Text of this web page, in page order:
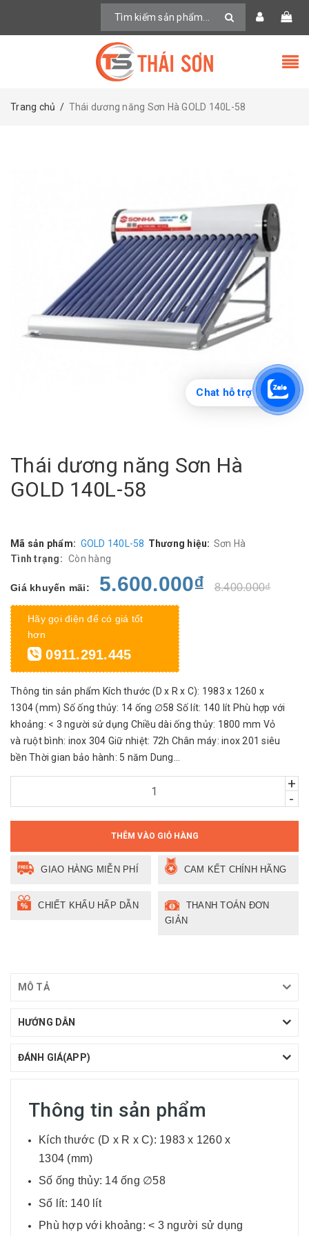
Trang chủ / Thái dương năng Sơn Hà GOLD 140L-58
Thái dương năng Sơn Hà
GOLD 140L-58
Mã sản phẩm: GOLD 140L-58 Thương hiệu: Sơn Hà
Tình trạng: Còn hàng
Giá khuyến mãi: 5.600.000₫ 8.400.000₫
Hãy gọi điện để có giá tốt
hơn
0911.291.445
Thông tin sản phẩm Kích thước (D x R x C): 1983 x 1260 x
1304 (mm) Số ống thủy: 14 ống ∅58 Số lít: 140 lít Phù hợp với
khoảng: < 3 người sử dụng Chiều dài ống thủy: 1800 mm Vỏ
và ruột bình: inox 304 Giữ nhiệt: 72h Chân máy: inox 201 siêu
bền Thời gian bảo hành: 5 năm Dung...
+
-
THÊM VÀO GIỎ HÀNG
GIAO HÀNG MIỄN PHÍ CAM KẾT CHÍNH HÃNG
CHIẾT KHẤU HẤP DẪN
THANH TOÁN ĐƠN
GIẢN
MÔ TẢ
HƯỚNG DẪN
ĐÁNH GIÁ(APP)
Thông tin sản phẩm
Kích thước (D x R x C): 1983 x 1260 x
1304 (mm)
Số ống thủy: 14 ống ∅58
Số lít: 140 lít
Phù hợp với khoảng: < 3 người sử dụng
Chat hỗ trợ